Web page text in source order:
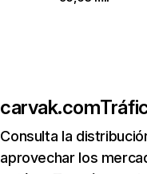
carvak.com
Consulta la
aprovechar los